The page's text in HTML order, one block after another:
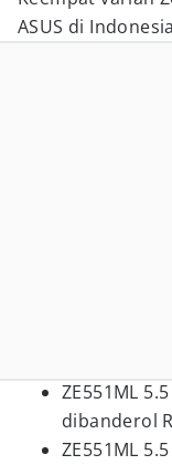
ASUS di
ZE551ML
dibanderol
ZE551ML